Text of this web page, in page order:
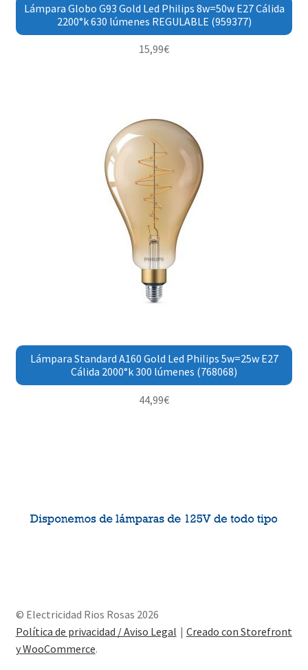
Lámpara Globo G93 Gold Led Philips 8w=50w E27 Cálida
2200°k 630 lúmenes REGULABLE (959377)
15,99€
Lámpara Standard A160 Gold Led Philips 5w=25w E27
Cálida 2000°k 300 lúmenes (768068)
44,99€
© Electricidad Rios Rosas 2026
Política de privacidad / Aviso Legal
Creado con Storefront
y WooCommerce.